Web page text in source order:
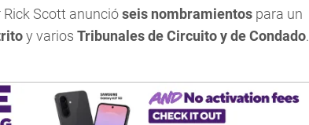
Scott anuncióseis nombramientos para un
y varios Tribunales de Circuito y de Condado.